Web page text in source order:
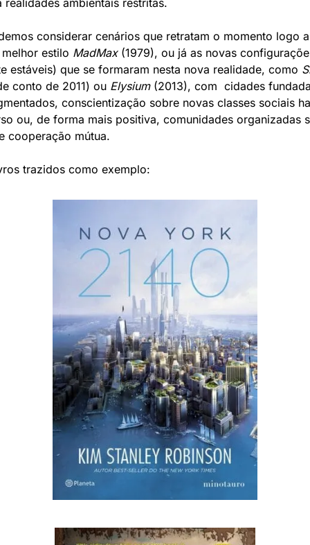
considerar cenários que retratam o momento logo
estilo MadMax (1979), ou já as novas
estáveis) que se formaram nesta nova realidade, como
conto de 2011) ou Elysium (2013), com  cidades
conscientização sobre novas classes sociais
ou, de forma mais positiva, comunidades organizadas
cooperação mútua.
trazidos como exemplo: